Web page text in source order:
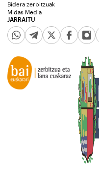
JARRAITU
Bidera zerbitzuak
Midas Media